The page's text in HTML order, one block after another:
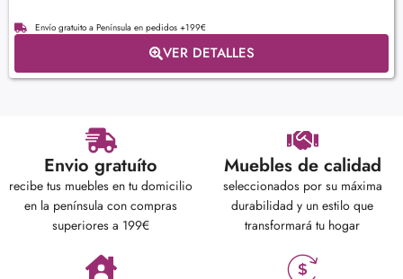
Envío gratuito a Península en pedidos +199€
VER DETALLES
Envio gratuíto
recibe tus muebles en tu domicilio
en la península con compras
superiores a 199€
Muebles de calidad
seleccionados por su máxima
durabilidad y un estilo que
transformará tu hogar